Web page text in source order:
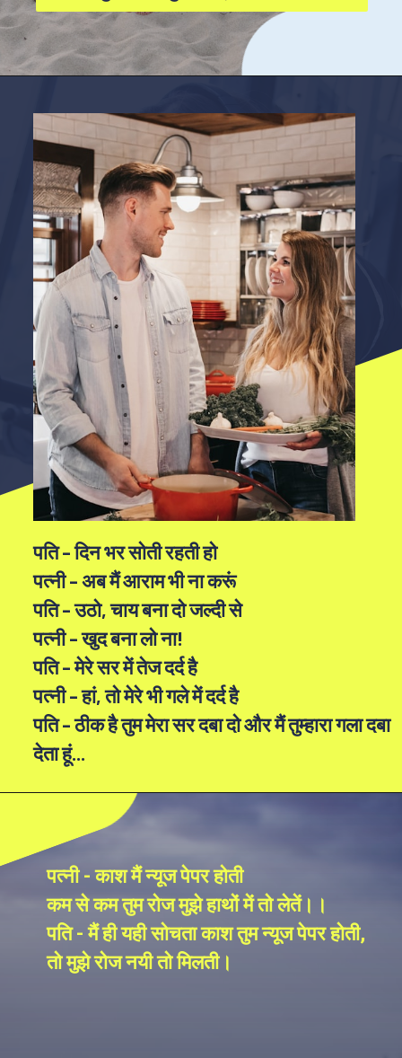
पति - दिन भर सोती रहती हो
पत्नी - अब मैं आराम भी ना करूं
पति - उठो, चाय बना दो जल्दी से
पत्नी - खुद बना लो ना!
पति - मेरे सर में तेज दर्द है
पत्नी - हां, तो मेरे भी गले में दर्द है
पति - ठीक है तुम मेरा सर दबा दो और मैं तुम्हारा गला दबा
देता हूं...
पत्नी - काश मैं न्यूज पेपर होती
कम से कम तुम रोज मुझे हाथों में तो लेतें।।
पति - मैं ही यही सोचता काश तुम न्यूज पेपर होती,
तो मुझे रोज नयी तो मिलती।